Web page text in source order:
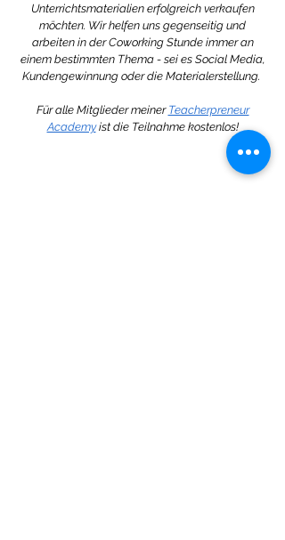
Unterrichtsmaterialienerfolgreich verkaufen
möchten. Wir helfen uns gegenseitig und
arbeiten in der Coworking Stunde immer an
einem bestimmten Thema - sei es Social Media,
Kundengewinnung oder die Materialerstellung.
Für alle Mitglieder meiner Teacherpreneur
Academyist die Teilnahme kostenlos!